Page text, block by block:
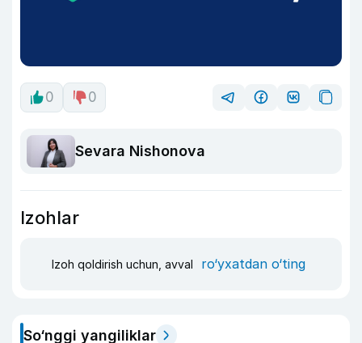
0 0
Sevara Nishonova
Izohlar
Izoh qoldirish uchun, avval ro‘yxatdan o‘ting
So‘nggi yangiliklar